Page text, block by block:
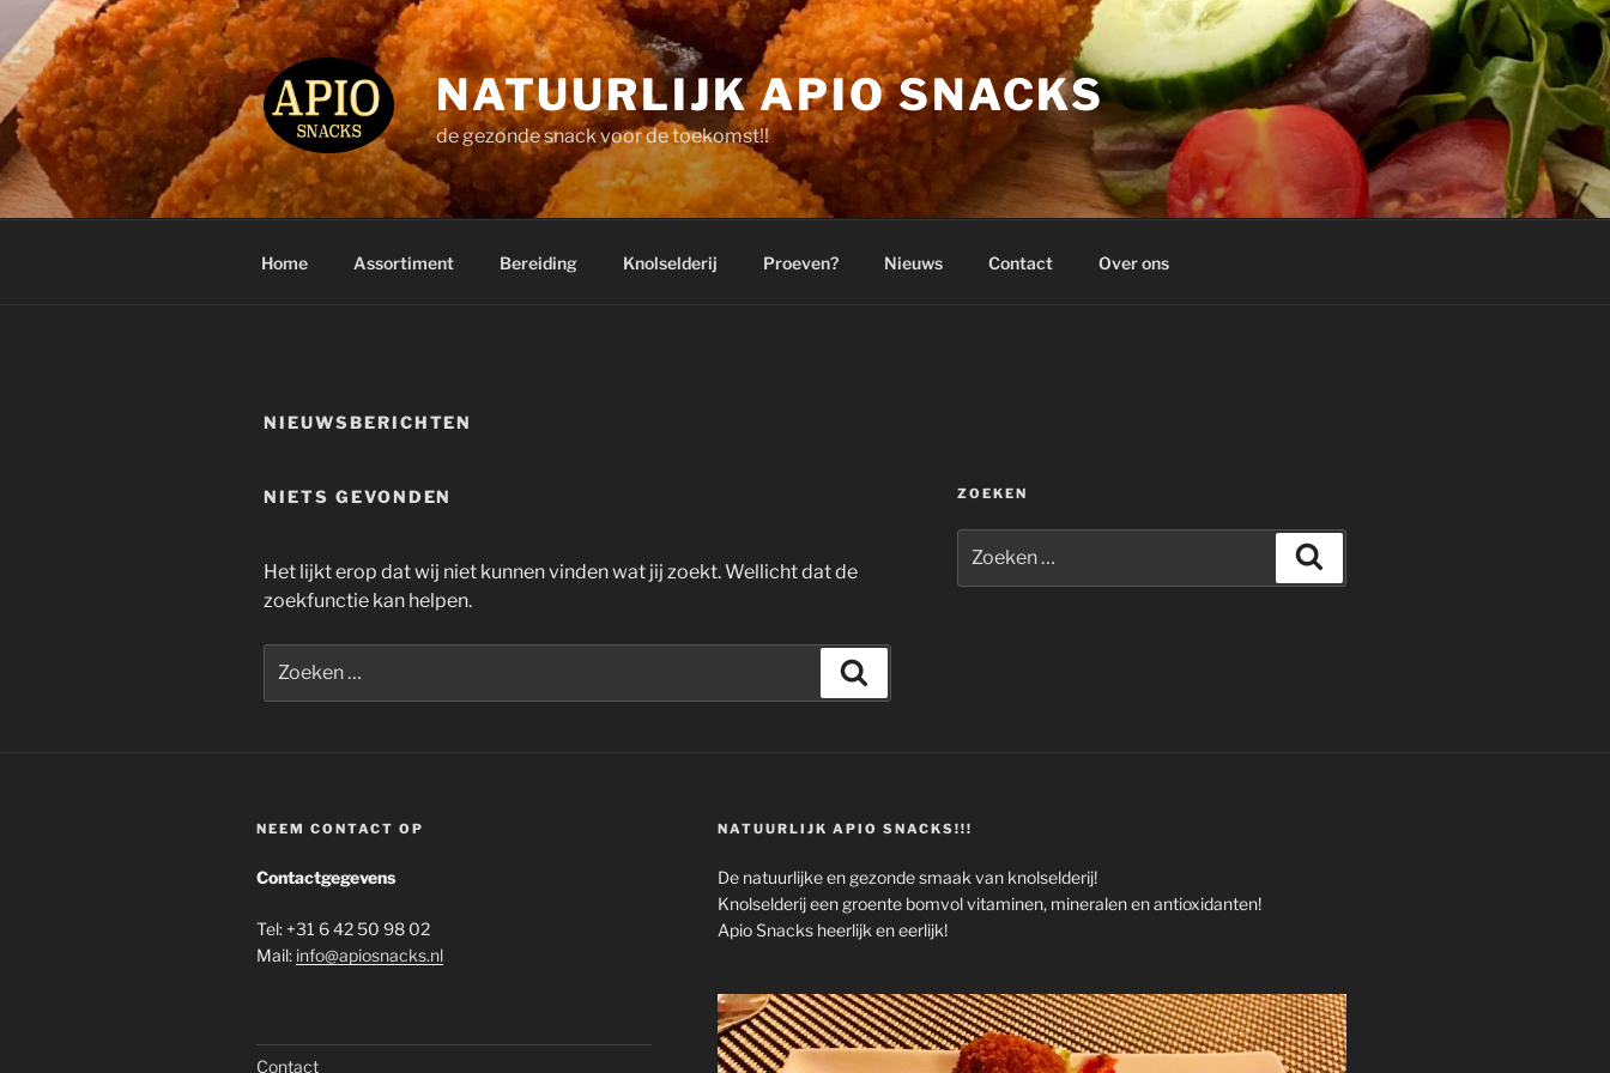
naar
de
inhoud
NATUURLIJK APIO SNACKS
de gezonde snack voor de toekomst!!
Home Assortiment Bereiding Knolselderij Proeven? Nieuws Contact Over ons
NIEUWSBERICHTEN
NIETS GEVONDEN
Het lijkt erop dat wij niet kunnen vinden wat jij zoekt. Wellicht dat de
zoekfunctie kan helpen.
naar:
ZOEKEN
naar:
NEEM CONTACT OP
Contactgegevens
Tel: +31 6 42 50 98 02
Mail: info@apiosnacks.nl
Contact
NATUURLIJK APIO SNACKS!!!
De natuurlijke en gezonde smaak van knolselderij!
Knolselderij een groente bomvol vitaminen, mineralen en antioxidanten!
Apio Snacks heerlijk en eerlijk!